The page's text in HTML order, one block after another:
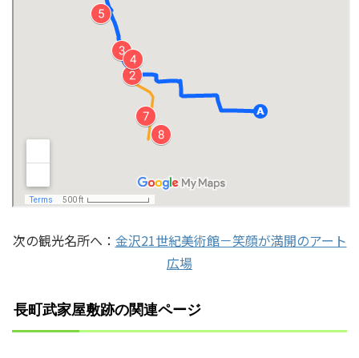
次の観光名所へ： 金沢21世紀美術館－笑顔が満開のアート
広場
長町武家屋敷跡の関連ページ